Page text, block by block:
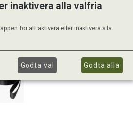
inaktivera alla valfria
för att aktivera eller inaktivera alla
Godta val Godta alla